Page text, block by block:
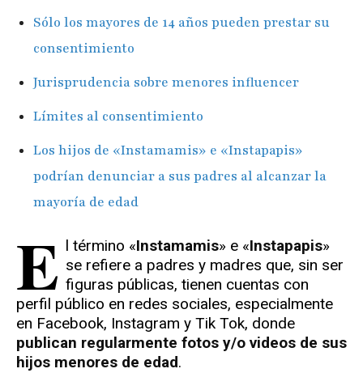
Sólo los mayores de 14 años pueden prestar su
consentimiento
Jurisprudencia sobre menores influencer
Límites al consentimiento
Los hijos de «Instamamis» e «Instapapis»
podrían denunciar a sus padres al alcanzar la
mayoría de edad
E l término «Instamamis» e «Instapapis»
se refiere a padres y madres que, sin ser
figuras públicas, tienen cuentas con
perfil público en redes sociales, especialmente
en Facebook, Instagram y Tik Tok, donde
publican regularmente fotos y/o videos de sus
hijos menores de edad.